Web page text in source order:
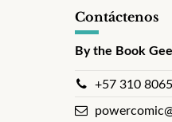
Contáctenos
By the Book
+57 310